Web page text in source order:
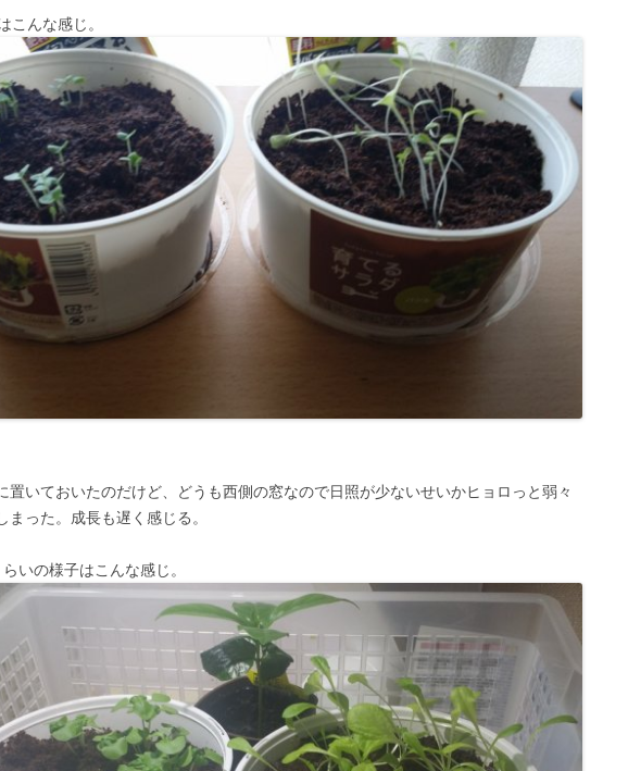
こんな感じ。
置いておいたのだけど、どうも西側の窓なので日照が少ないせいかヒョロっと弱々
まった。成長も遅く感じる。
いの様子はこんな感じ。